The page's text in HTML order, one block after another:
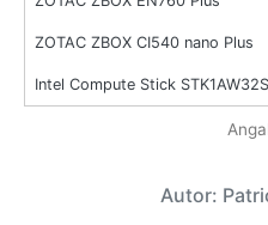
ZOTAC ZBOX CI540 nano Plus
Intel Compute Stick
Autor: